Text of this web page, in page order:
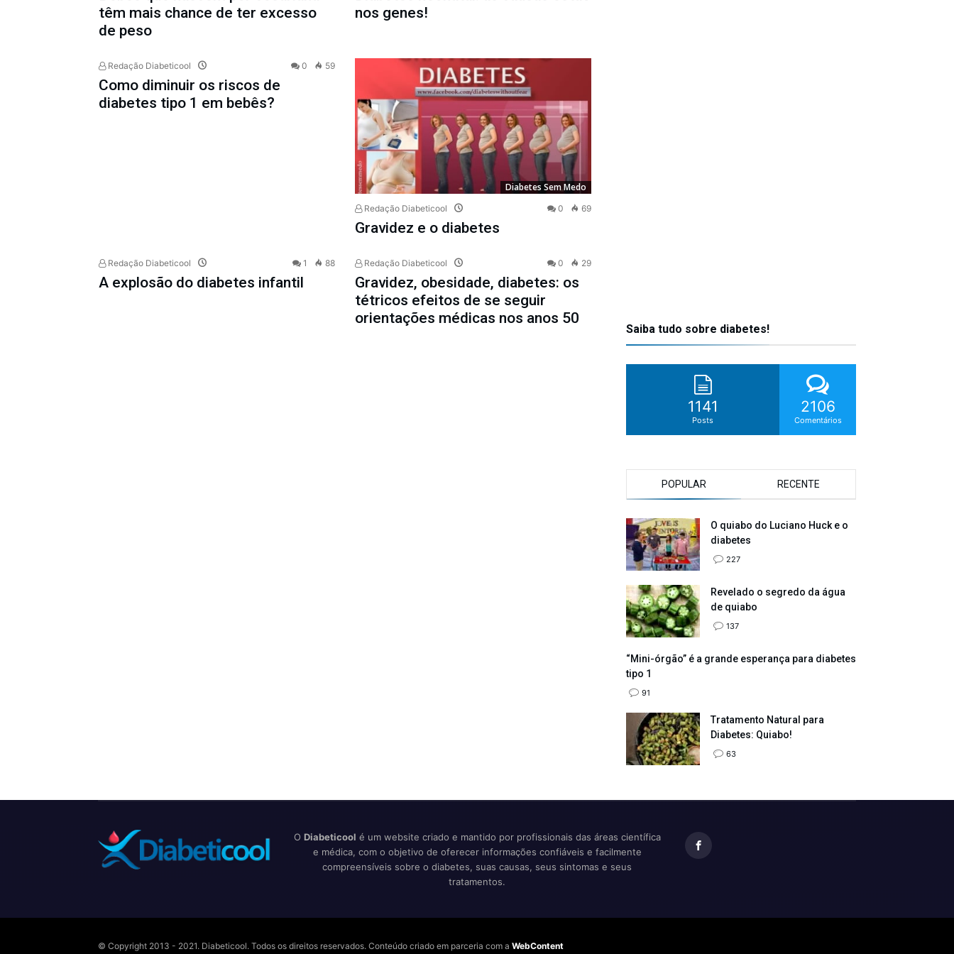
têm mais chance de ter excesso
de peso
nos genes!
Redação Diabeticool 0 59
Como diminuir os riscos de
diabetes tipo 1 em bebês?
Diabetes Sem Medo
Redação Diabeticool 0 69
Gravidez e o diabetes
Redação Diabeticool 1 88
A explosão do diabetes infantil
Redação Diabeticool 0 29
Gravidez, obesidade, diabetes: os
tétricos efeitos de se seguir
orientações médicas nos anos 50
Saiba tudo sobre diabetes!
1141
Posts
2106
Comentários
POPULAR RECENTE
O quiabo do Luciano Huck e o
diabetes
227
Revelado o segredo da água
de quiabo
137
“Mini-órgão” é a grande esperança para diabetes
tipo 1
91
Tratamento Natural para
Diabetes: Quiabo!
63
O Diabeticool é um website criado e mantido por profissionais das áreas científica
e médica, com o objetivo de oferecer informações confiáveis e facilmente
compreensíveis sobre o diabetes, suas causas, seus sintomas e seus
tratamentos.
© Copyright 2013 - 2021. Diabeticool. Todos os direitos reservados. Conteúdo criado em parceria com a WebContent